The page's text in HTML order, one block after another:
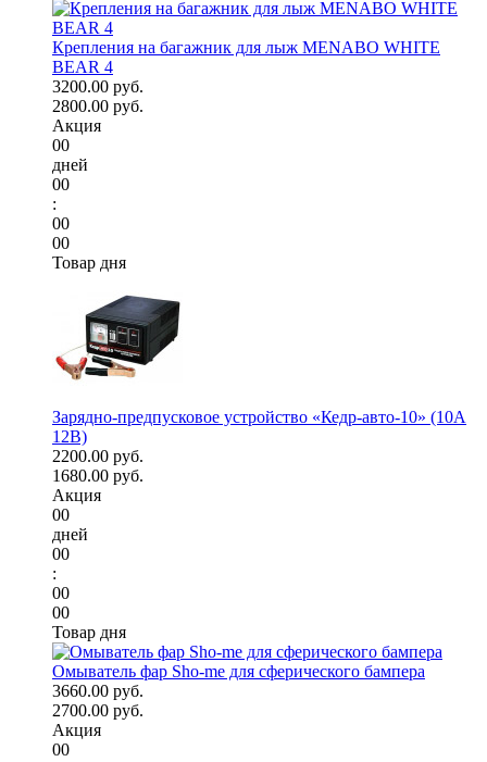
Крепления на багажник для лыж MENABO WHITE
BEAR 4
3200.00 руб.
2800.00 руб.
Акция
00
дней
00
:
00
00
Товар дня
Зарядно-предпусковое устройство «Кедр-авто-10» (10A
12В)
2200.00 руб.
1680.00 руб.
Акция
00
дней
00
:
00
00
Товар дня
Омыватель фар Sho-me для сферического бампера
3660.00 руб.
2700.00 руб.
Акция
00